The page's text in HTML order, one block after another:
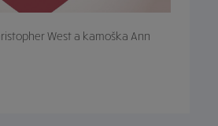
West a kamoška Ann